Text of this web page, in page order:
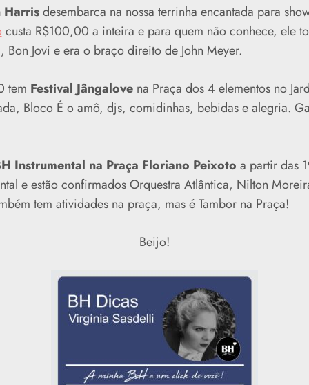
Harrisdesembarca na nossa terrinha encantada para
custa R$100,00 a inteira e para quem não conhece, ele
Bon Jovi e era o braço direito de John Meyer.
tem Festival Jângalovena Praça dos 4 elementos no
Bloco É o amô, djs, comidinhas, bebidas e alegria.
Instrumental na Praça Floriano Peixoto a partir das
e estão confirmados Orquestra Atlântica, Nilton
tem atividades na praça, mas é Tambor na Praça!
Beijo!